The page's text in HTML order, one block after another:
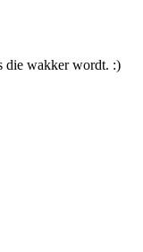
die wakker wordt. :)